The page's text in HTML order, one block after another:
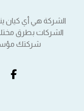
الشركة هي أي كيان
الشركات بطرق
شركتك